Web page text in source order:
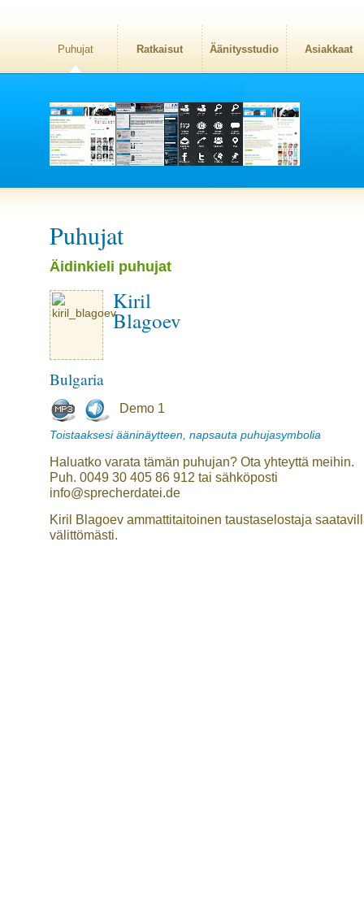
Puhujat Ratkaisut Äänitysstudio Asiakkaat
Puhujat
Äidinkieli puhujat
Kiril
Blagoev
Bulgaria
Demo 1
Toistaaksesi ääninäytteen, napsauta puhujasymbolia
Haluatko varata tämän puhujan? Ota yhteyttä meihin.
Puh. 0049 30 405 86 912 tai sähköposti
info@sprecherdatei.de
Kiril Blagoev ammattitaitoinen taustaselostaja
välittömästi.